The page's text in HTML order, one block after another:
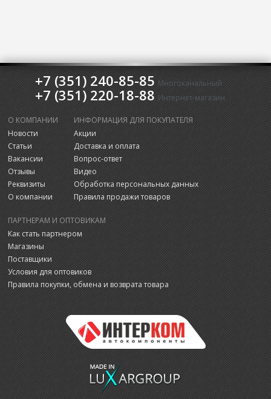
+7 (351) 240-85-85 Многоканальный
+7 (351) 220-18-88 Интернет-магазин
О КОМПАНИИ
Новости
Статьи
Вакансии
Отзывы
Реквизиты
О компании
ИНФОРМАЦИЯ ДЛЯ ПОКУПАТЕЛЯ
Акции
Доставка и оплата
Вопрос-ответ
Видео
Обработка персональных данных
Правила продажи товаров
ПАРТНЕРАМ И ОПТОВИКАМ
Как стать партнером
Магазины
Поставщики
Условия для оптовиков
Правила покупки, обмена и возврата товара